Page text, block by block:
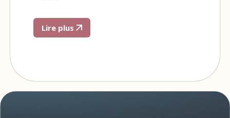
Lire plus